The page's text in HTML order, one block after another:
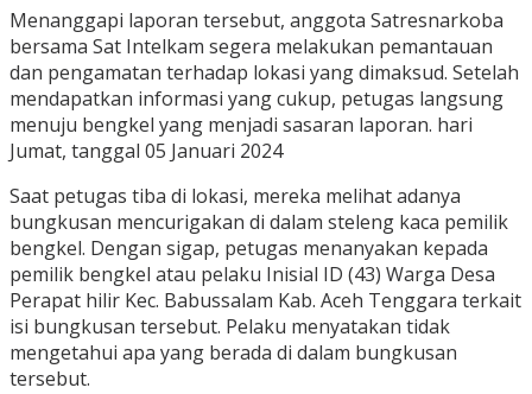
Menanggapi laporan tersebut, anggota Satresnarkoba
bersama Sat Intelkam segera melakukan pemantauan
dan pengamatan terhadap lokasi yang dimaksud. Setelah
mendapatkan informasi yang cukup, petugas langsung
menuju bengkel yang menjadi sasaran laporan. hari
Jumat, tanggal 05 Januari 2024
Saat petugas tiba di lokasi, mereka melihat adanya
bungkusan mencurigakan di dalam steleng kaca pemilik
bengkel. Dengan sigap, petugas menanyakan kepada
pemilik bengkel atau pelaku Inisial ID (43) Warga Desa
Perapat hilir Kec. Babussalam Kab. Aceh Tenggara terkait
isi bungkusan tersebut. Pelaku menyatakan tidak
mengetahui apa yang berada di dalam bungkusan
tersebut.